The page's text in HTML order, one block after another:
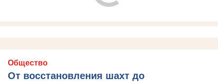
Общество
От восстановления шахт до